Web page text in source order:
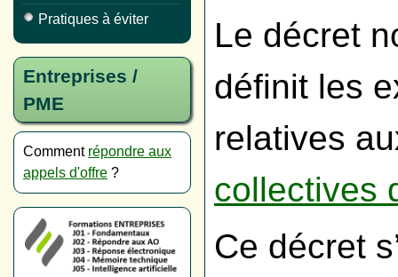
Pratiques à éviter
Entreprises /
PME
Comment répondre aux
appels d'offre ?
Le décret
définit les
relatives
collectives
Ce décret